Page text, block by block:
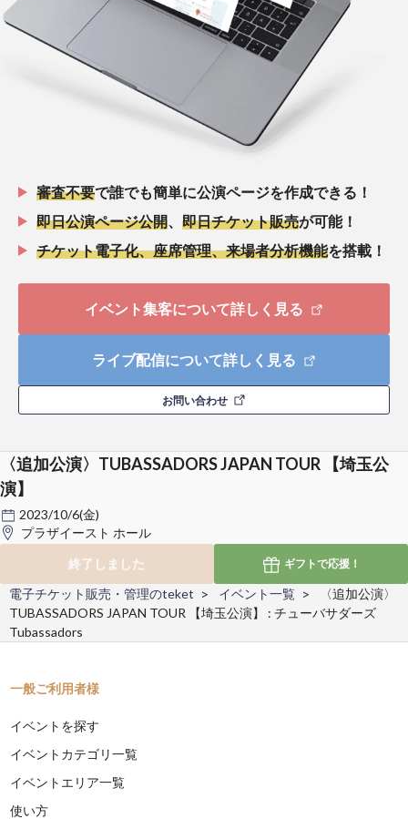
審査不要で誰でも簡単に公演ページを作成できる！
即日公演ページ公開
即日チケット販売が可能！
チケット電子化、座席管理、来場者分析機能を搭載！
イベント集客について詳しく見る
ライブ配信について詳しく見る
お問い合わせ
〈追加公演〉TUBASSADORS JAPAN TOUR 【埼玉公
演】
2023/10/6(金)
プラザイースト ホール
終了しました
ギフトで応援！
電子チケット販売・管理のteket イベント一覧
〈追加公演〉
TUBASSADORS JAPAN TOUR 【埼玉公演】 : チューバサダーズ
Tubassadors
一般ご利用者様
イベントを探す
イベントカテゴリ一覧
イベントエリア一覧
使い方